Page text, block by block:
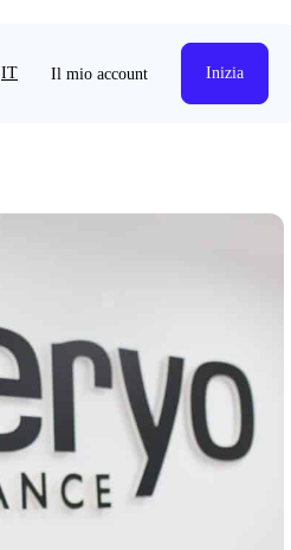
IT Il mio account Inizia